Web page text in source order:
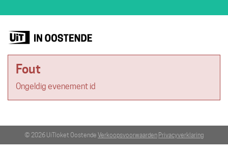
Fout
Ongeldig evenement id
© 2026 UiTloket Oostende Verkoopsvoorwaarden Privacyverklaring